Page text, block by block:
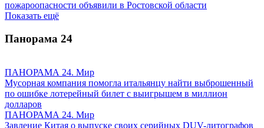
пожароопасности объявили в Ростовской области
Показать ещё
Панорама 24
ПАНОРАМА 24. Мир
Мусорная компания помогла итальянцу найти выброшенный
по ошибке лотерейный билет с выигрышем в миллион
долларов
ПАНОРАМА 24. Мир
Завление Китая о выпуске своих серийных DUV-литографов